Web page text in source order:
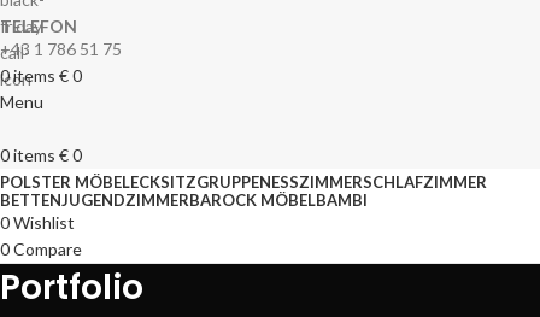
TELEFON
+43 1 786 51 75
0items €0
Menu
0items €0
POLSTER MÖBELECKSITZGRUPPENESSZIMMERSCHLAFZIMMER
BETTENJUGENDZIMMERBAROCK MÖBELBAMBI
0Wishlist
0Compare
Portfolio